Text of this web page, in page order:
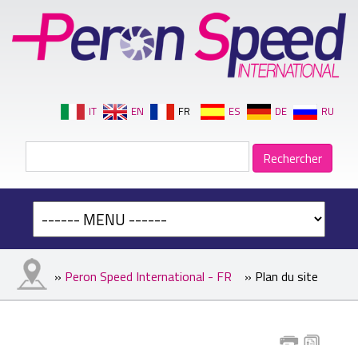
IT EN FR ES DE RU
» Peron Speed International - FR » Plan du site